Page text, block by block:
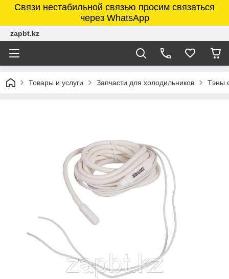
Связи нестабильной связью просим связаться
через WhatsApp
zapbt.kz
Товары и услуги Запчасти для холодильников Тэны